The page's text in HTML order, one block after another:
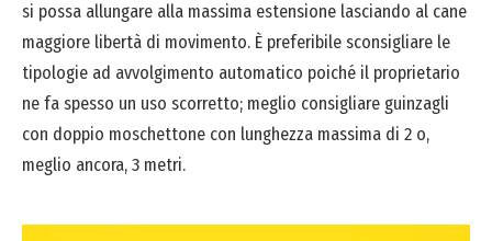
si possa allungare alla massima estensione lasciando al cane
maggiore libertà di movimento. È preferibile sconsigliare le
tipologie ad avvolgimento automatico poiché il proprietario
ne fa spesso un uso scorretto; meglio consigliare guinzagli
con doppio moschettone con lunghezza massima di 2 o,
meglio ancora, 3 metri.